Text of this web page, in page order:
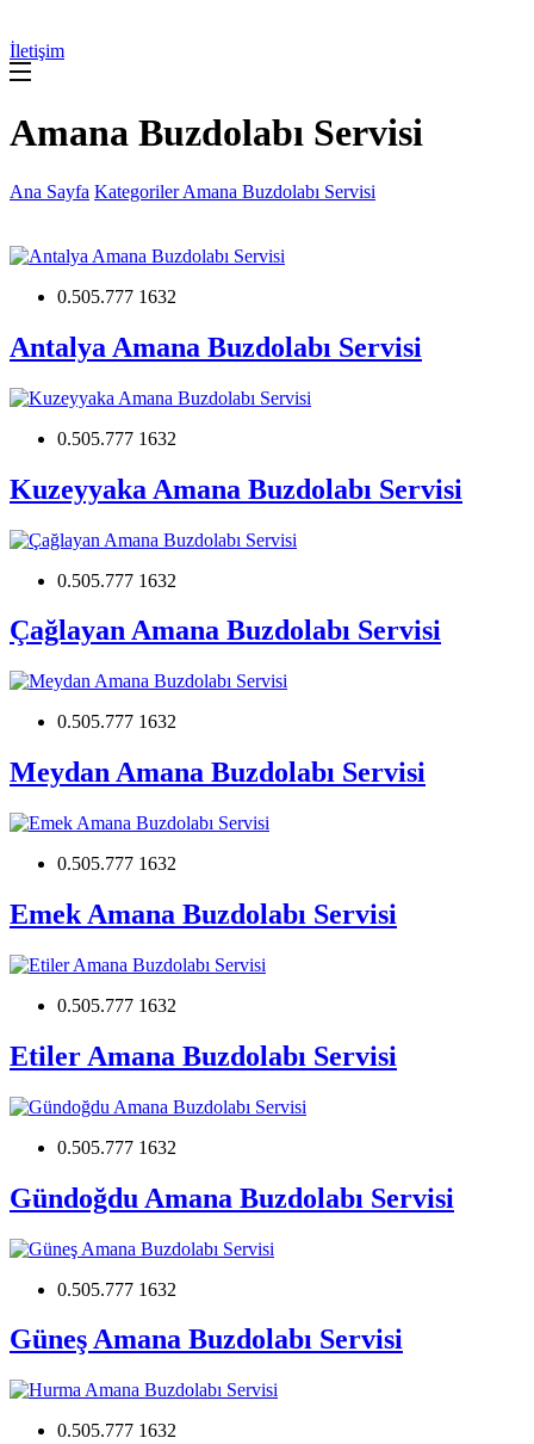
İletişim
Amana Buzdolabı Servisi
Ana Sayfa KategorilerAmana Buzdolabı Servisi
0.505.777 1632
Antalya Amana Buzdolabı Servisi
0.505.777 1632
Kuzeyyaka Amana Buzdolabı Servisi
0.505.777 1632
Çağlayan Amana Buzdolabı Servisi
0.505.777 1632
Meydan Amana Buzdolabı Servisi
0.505.777 1632
Emek Amana Buzdolabı Servisi
0.505.777 1632
Etiler Amana Buzdolabı Servisi
0.505.777 1632
Gündoğdu Amana Buzdolabı Servisi
0.505.777 1632
Güneş Amana Buzdolabı Servisi
0.505.777 1632